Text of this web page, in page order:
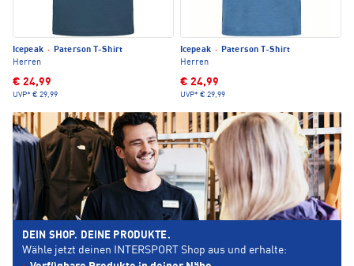
Icepeak ·
Paterson T-Shirt
Herren
€ 24,99
UVP* € 29,99
Icepeak ·
Paterson T-Shirt
Herren
€ 24,99
UVP* € 29,99
DEIN SHOP. DEINE PRODUKTE.
Wähle jetzt deinen INTERSPORT Shop aus und erhalte: